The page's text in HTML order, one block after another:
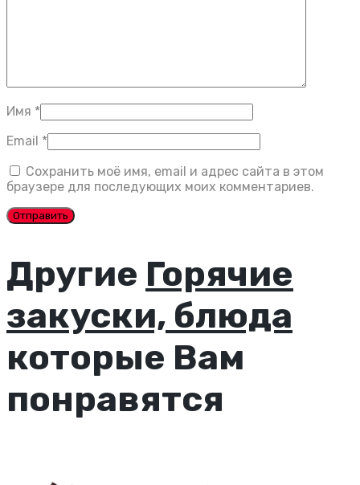
Имя *
Email *
Сохранить моё имя, email и адрес сайта в этом
браузере для последующих моих комментариев.
Другие Горячие
закуски, блюда
которые Вам
понравятся